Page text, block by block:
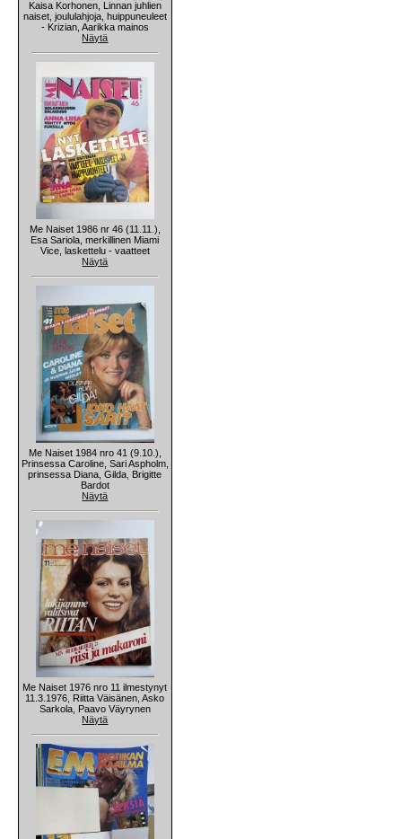
Kaisa Korhonen, Linnan juhlien
naiset, joululahjoja, huippuneuleet
- Krizian, Aarikka mainos
Näytä
Me Naiset 1986 nr 46 (11.11.),
Esa Sariola, merkillinen Miami
Vice, laskettelu - vaatteet
Näytä
Me Naiset 1984 nro 41 (9.10.),
Prinsessa Caroline, Sari Aspholm,
prinsessa Diana, Gilda, Brigitte
Bardot
Näytä
Me Naiset 1976 nro 11 ilmestynyt
11.3.1976, Riitta Väisänen, Asko
Sarkola, Paavo Väyrynen
Näytä